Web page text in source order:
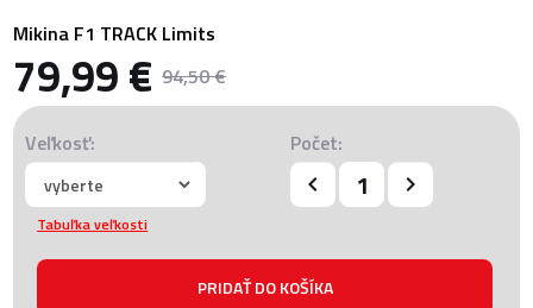
Mikina F1 TRACK Limits
79,99 €94,50 €
Veľkosť: Počet:
Tabuľka veľkosti